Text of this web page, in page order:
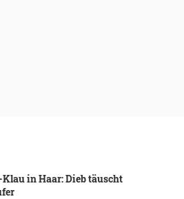
in Haar: Dieb täuscht